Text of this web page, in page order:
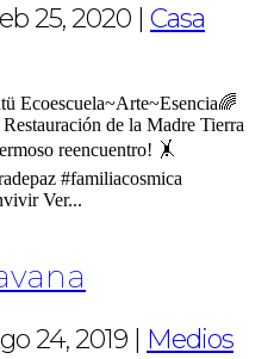
25, 2020 | Casa
Ecoescuela~Arte~Esencia🌈
de la Madre Tierra
reencuentro! 🤸
#familiacosmica
Ver...
24, 2019 Medios